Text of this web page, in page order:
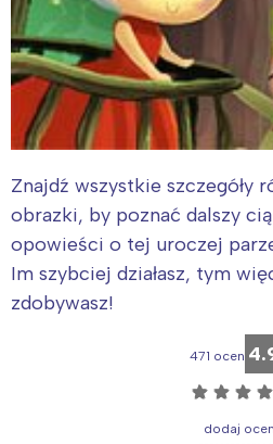
Znajdź wszystkie szczegóły
obrazki, by poznać dalszy
opowieści o tej uroczej
Im szybciej działasz, tym
zdobywasz!
471 ocen
☆ ☆ ☆ ☆
dodaj